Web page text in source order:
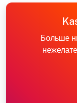
Больше